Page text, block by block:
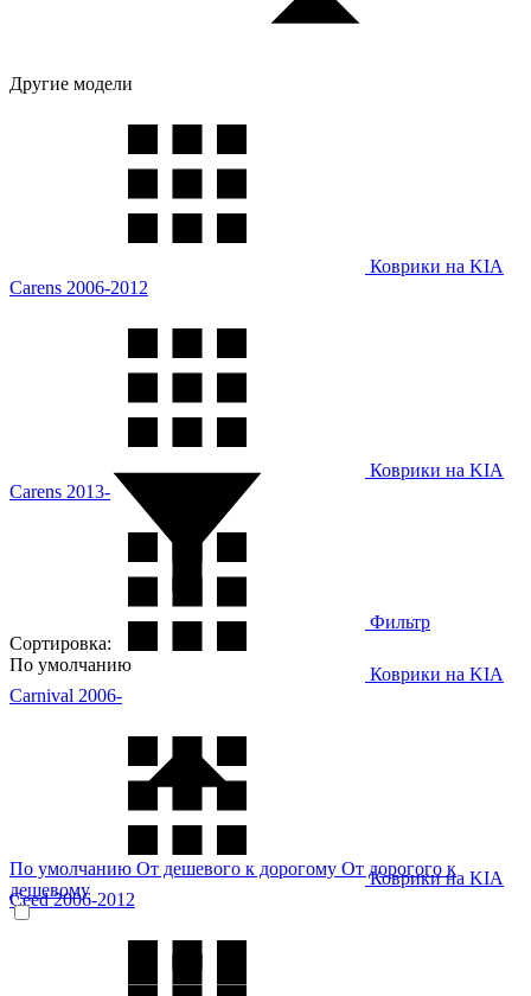
Другие модели
Коврики на KIA
Carens 2006-2012
Коврики на KIA
Carens 2013-
Коврики на KIA
Carnival 2006-
Коврики на KIA
Ceed 2006-2012
Фильтр
Сортировка:
По умолчанию
По умолчанию От дешевого к дорогому От дорогого к
дешевому